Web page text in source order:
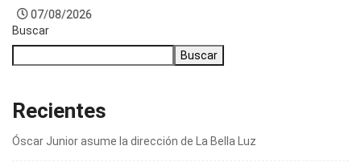
07/08/2026
Buscar
Buscar
Recientes
Óscar Junior asume la dirección de La Bella Luz